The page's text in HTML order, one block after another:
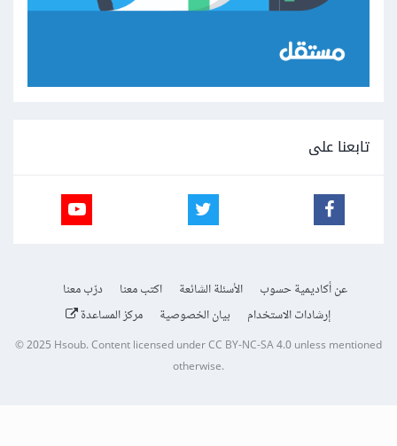
تابعنا على
عن أكاديمية حسوب الأسئلة الشائعة اكتب معنا
درّب معنا
إرشادات الاستخدام
بيان الخصوصية مركز المساعدة
© 2025 Hsoub.Content licensed underCC BY-NC-SA 4.0unless mentioned
otherwise.